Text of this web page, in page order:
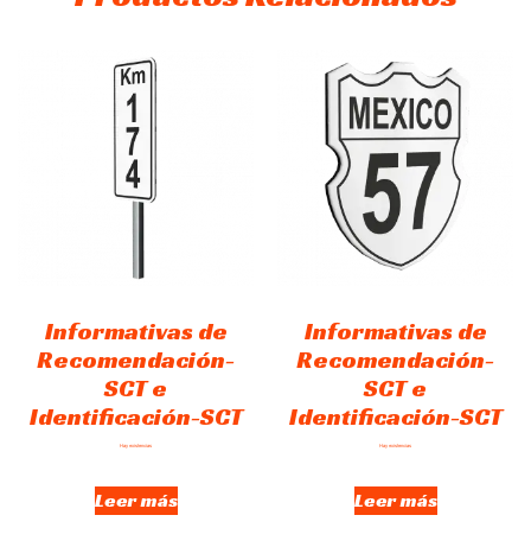
Informativas de
Recomendación-
SCT e
Identificación-SCT
Hay existencias
Leer más
Informativas de
Recomendación-
SCT e
Identificación-SCT
Hay existencias
Leer más